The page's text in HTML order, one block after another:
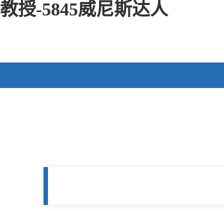
教授-5845威尼斯达人